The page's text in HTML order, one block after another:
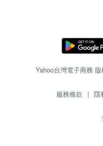
Yahoo台灣電子商務
服務條款 | 隱